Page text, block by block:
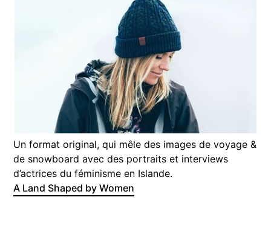
Un format original, qui mêle des images de voyage &
de snowboard avec des portraits et interviews
d’actrices du féminisme en Islande.
A Land Shaped by Women